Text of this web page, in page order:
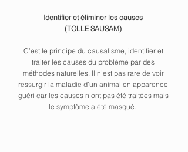
Identifier et éliminer les causes
(TOLLE SAUSAM)
C’est le principe du causalisme, identifier et
traiter les causes du problème par des
méthodes naturelles. Il n’est pas rare de voir
ressurgir la maladie d’un animal en apparence
guéri car les causes n’ont pas été traitées mais
le symptôme a été masqué.